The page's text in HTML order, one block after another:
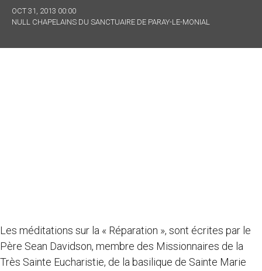
OCT 31, 2013 00:00
NULL CHAPELAINS DU SANCTUAIRE DE PARAY-LE-MONIAL
Les méditations sur la « Réparation », sont écrites par le
Père Sean Davidson, membre des Missionnaires de la
Très Sainte Eucharistie, de la basilique de Sainte Marie